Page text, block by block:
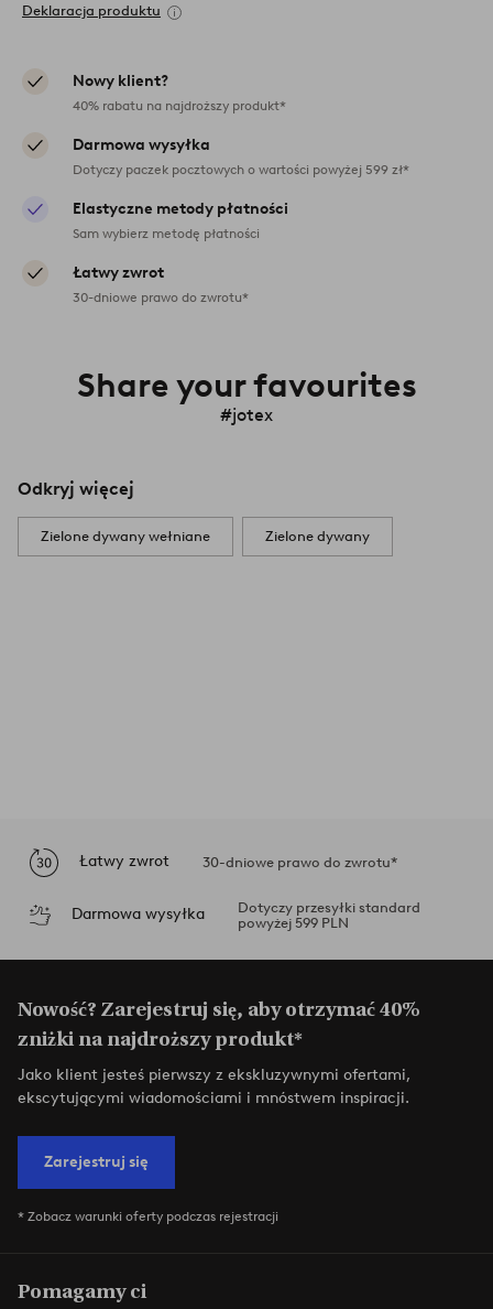
Deklaracja produktu
Nowy klient?
40% rabatu na najdroższy produkt*
Darmowa wysyłka
Dotyczy paczek pocztowych o wartości powyżej 599 zł*
Elastyczne metody płatności
Sam wybierz metodę płatności
Łatwy zwrot
30-dniowe prawo do zwrotu*
Share your favourites
#jotex
Odkryj więcej
Zielone dywany wełniane Zielone dywany
Łatwy zwrot 30-dniowe prawo do zwrotu*
Darmowa wysyłka
Dotyczy przesyłki standard
powyżej 599 PLN
Nowość? Zarejestruj się, aby otrzymać 40%
zniżki na najdroższy produkt*
Jako klient jesteś pierwszy z ekskluzywnymi ofertami,
ekscytującymi wiadomościami i mnóstwem inspiracji.
Zarejestruj się
* Zobacz warunki oferty podczas rejestracji
Pomagamy ci